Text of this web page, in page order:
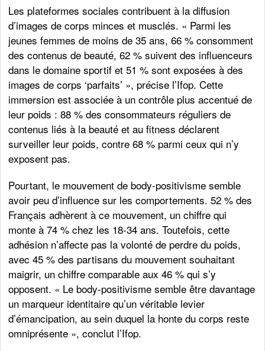
Les plateformes sociales contribuent à la diffusion
d’images de corps minces et musclés. « Parmi les
jeunes femmes de moins de 35 ans, 66 % consomment
des contenus de beauté, 62 % suivent des influenceurs
dans le domaine sportif et 51 % sont exposées à des
images de corps ‘parfaits’ », précise l’Ifop. Cette
immersion est associée à un contrôle plus accentué de
leur poids : 88 % des consommateurs réguliers de
contenus liés à la beauté et au fitness déclarent
surveiller leur poids, contre 68 % parmi ceux qui n’y
exposent pas.
Pourtant, le mouvement de body-positivisme semble
avoir peu d’influence sur les comportements. 52 % des
Français adhèrent à ce mouvement, un chiffre qui
monte à 74 % chez les 18-34 ans. Toutefois, cette
adhésion n’affecte pas la volonté de perdre du poids,
avec 45 % des partisans du mouvement souhaitant
maigrir, un chiffre comparable aux 46 % qui s’y
opposent. « Le body-positivisme semble être davantage
un marqueur identitaire qu’un véritable levier
d’émancipation, au sein duquel la honte du corps reste
omniprésente », conclut l’Ifop.